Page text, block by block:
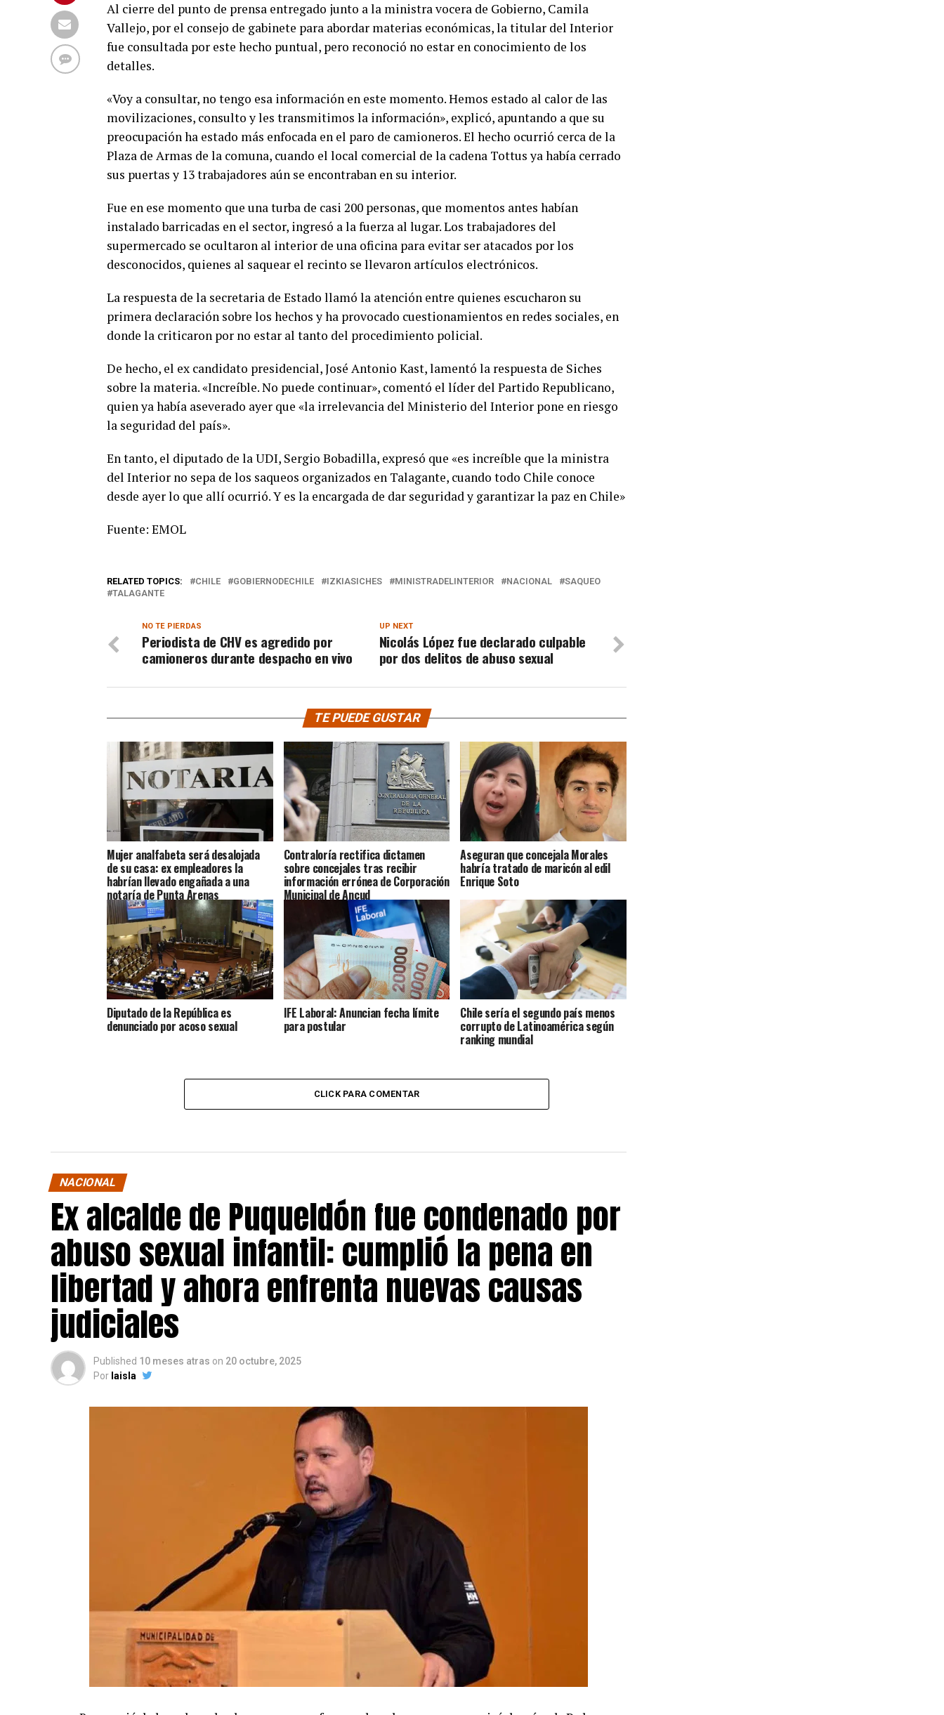
Al cierre del punto de prensa entregado junto a la ministra vocera de Gobierno, Camila
Vallejo, por el consejo de gabinete para abordar materias económicas, la titular del Interior
fue consultada por este hecho puntual, pero reconoció no estar en conocimiento de los
detalles.
«Voy a consultar, no tengo esa información en este momento. Hemos estado al calor de las
movilizaciones, consulto y les transmitimos la información», explicó, apuntando a que su
preocupación ha estado más enfocada en el paro de camioneros. El hecho ocurrió cerca de la
Plaza de Armas de la comuna, cuando el local comercial de la cadena Tottus ya había cerrado
sus puertas y 13 trabajadores aún se encontraban en su interior.
Fue en ese momento que una turba de casi 200 personas, que momentos antes habían
instalado barricadas en el sector, ingresó a la fuerza al lugar. Los trabajadores del
supermercado se ocultaron al interior de una oficina para evitar ser atacados por los
desconocidos, quienes al saquear el recinto se llevaron artículos electrónicos.
La respuesta de la secretaria de Estado llamó la atención entre quienes escucharon su
primera declaración sobre los hechos y ha provocado cuestionamientos en redes sociales, en
donde la criticaron por no estar al tanto del procedimiento policial.
De hecho, el ex candidato presidencial, José Antonio Kast, lamentó la respuesta de Siches
sobre la materia. «Increíble. No puede continuar», comentó el líder del Partido Republicano,
quien ya había aseverado ayer que «la irrelevancia del Ministerio del Interior pone en riesgo
la seguridad del país».
En tanto, el diputado de la UDI, Sergio Bobadilla, expresó que «es increíble que la ministra
del Interior no sepa de los saqueos organizados en Talagante, cuando todo Chile conoce
desde ayer lo que allí ocurrió. Y es la encargada de dar seguridad y garantizar la paz en Chile»
Fuente: EMOL
RELATED TOPICS: CHILE GOBIERNODECHILE IZKIASICHES MINISTRADELINTERIOR NACIONAL
SAQUEO
TALAGANTE
UP NEXT
Nicolás López fue declarado culpable
por dos delitos de abuso sexual
NO TE PIERDAS
Periodista de CHV es agredido por
camioneros durante despacho en vivo
TE PUEDE GUSTAR
Mujer analfabeta será desalojada
de su casa: ex empleadores la
habrían llevado engañada a una
notaría de Punta Arenas
Contraloría rectifica dictamen
sobre concejales tras recibir
información errónea de Corporación
Municipal de Ancud
Aseguran que concejala Morales
habría tratado de maricón al edil
Enrique Soto
Diputado de la República es
denunciado por acoso sexual
IFE Laboral: Anuncian fecha límite
para postular
Chile sería el segundo país menos
corrupto de Latinoamérica según
ranking mundial
CLICK PARA COMENTAR
NACIONAL
Ex alcalde de Puqueldón fue condenado por
abuso sexual infantil: cumplió la pena en
libertad y ahora enfrenta nuevas causas
judiciales
Published 10 meses atras on 20 octubre, 2025
Por laisla